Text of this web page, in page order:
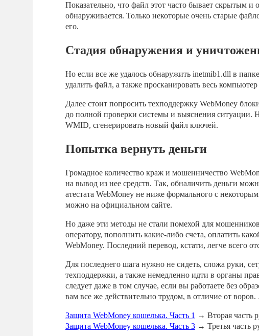
Показательно, что файл этот часто бывает скрытым
обнаруживается. Только некоторые очень старые
его.
Стадия обнаружения и
Но если все же удалось обнаружить inetmib1.dll в
удалить файл, а также просканировать весь
Далее стоит попросить техподдержку WebMoney
до полной проверки системы и выяснения ситуации.
WMID, сгенерировать новый файл ключей.
Попытка вернуть деньги
Громадное количество краж и мошенничество
на вывод из нее средств. Так, обналичить деньги
атестата WebMoney не ниже формального с
можно на официальном сайте.
Но даже эти методы не стали помехой для
оператору, пополнить какие-либо счета, оплатить
WebMoney. Последний перевод, кстати, легче всего
Для последнего шага нужно не сидеть, сложа руки,
техподдержки, а также немедленно идти в органы
следует даже в том случае, если вы работаете без
вам все же действительно трудом, в отличие от
Защита WebMoney кошелька. Часть 1 → Вторая часть
Защита WebMoney кошелька. Часть 3 → Третья часть